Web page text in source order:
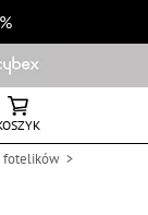
%
fotelików